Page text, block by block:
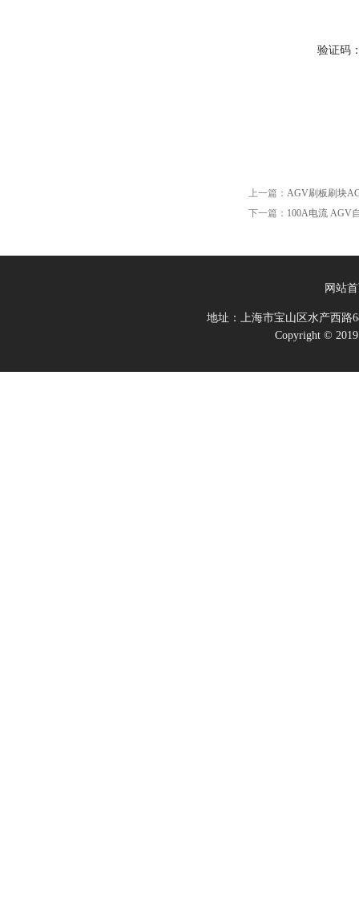
验证码
上一篇： AGV刷板刷块
下一篇： 100A电流 AGV
网站
地址：上海市宝山区水产西路
Copyright ©